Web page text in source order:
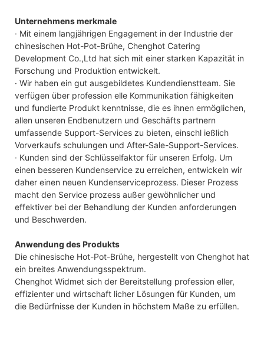
Unternehmens merkmale
· Mit einem langjährigen Engagement in der Industrie der
chinesischen Hot-Pot-Brühe, Chenghot Catering
Development Co.,Ltd hat sich mit einer starken Kapazität in
Forschung und Produktion entwickelt.
· Wir haben ein gut ausgebildetes Kundendienstteam. Sie
verfügen über profession elle Kommunikation fähigkeiten
und fundierte Produkt kenntnisse, die es ihnen ermöglichen,
allen unseren Endbenutzern und Geschäfts partnern
umfassende Support-Services zu bieten, einschl ießlich
Vorverkaufs schulungen und After-Sale-Support-Services.
· Kunden sind der Schlüsselfaktor für unseren Erfolg. Um
einen besseren Kundenservice zu erreichen, entwickeln wir
daher einen neuen Kundenserviceprozess. Dieser Prozess
macht den Service prozess außer gewöhnlicher und
effektiver bei der Behandlung der Kunden anforderungen
und Beschwerden.
Anwendung des Produkts
Die chinesische Hot-Pot-Brühe, hergestellt von Chenghot hat
ein breites Anwendungsspektrum.
Chenghot Widmet sich der Bereitstellung profession eller,
effizienter und wirtschaft licher Lösungen für Kunden, um
die Bedürfnisse der Kunden in höchstem Maße zu erfüllen.